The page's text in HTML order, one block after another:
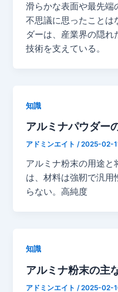
滑らかな表面や最先端
不思議に思ったことは
ダーは、産業界の隠
技術を支えている。
知識
アルミナパウダー
アドミンエイト/2025-02-
アルミナ粉末の用途と
は、材料は強靭で汎用
らない。高純度
知識
アルミナ粉末の主
アドミンエイト /2025-02-